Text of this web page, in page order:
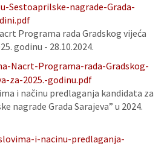
Sestoaprilske-nagrade-Grada-
Programa rada Gradskog vijeća
godinu - 28.10.2024.
Nacrt-Programa-rada-Gradskog-
za-2025.-godinu.pdf
i načinu predlaganja kandidata za
nagrade Grada Sarajeva” u 2024.
i-nacinu-predlaganja-